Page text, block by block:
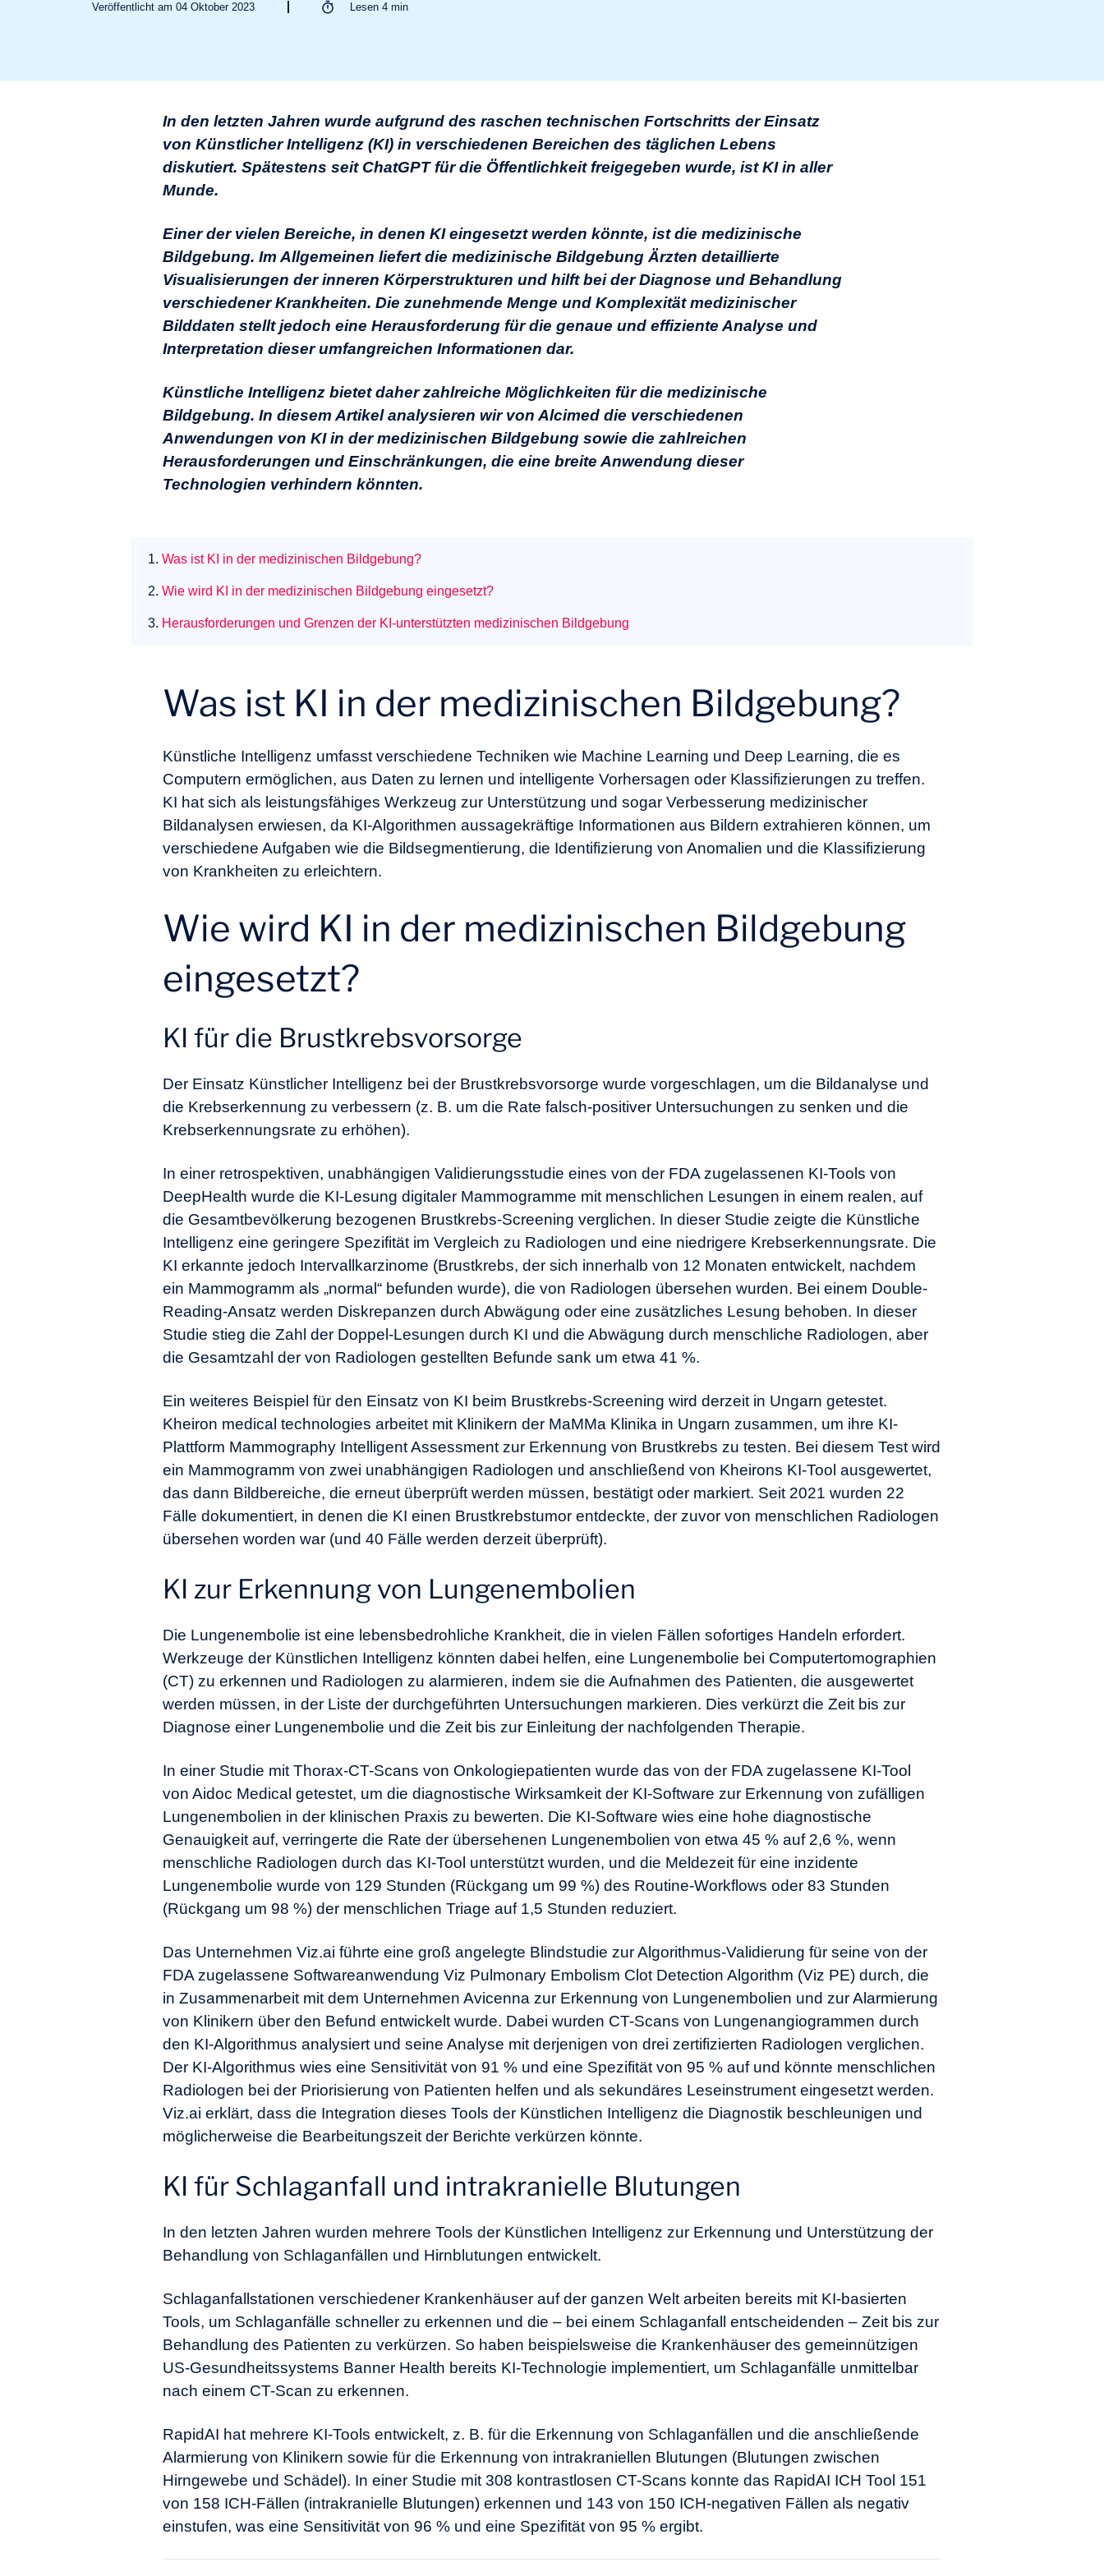
Veröffentlicht am 04 Oktober 2023 Lesen 4 min
In den letzten Jahren wurde aufgrund des raschen technischen Fortschritts der Einsatz
von Künstlicher Intelligenz (KI) in verschiedenen Bereichen des täglichen Lebens
diskutiert. Spätestens seit ChatGPT für die Öffentlichkeit freigegeben wurde, ist KI in aller
Munde.
Einer der vielen Bereiche, in denen KI eingesetzt werden könnte, ist die medizinische
Bildgebung. Im Allgemeinen liefert die medizinische Bildgebung Ärzten detaillierte
Visualisierungen der inneren Körperstrukturen und hilft bei der Diagnose und Behandlung
verschiedener Krankheiten. Die zunehmende Menge und Komplexität medizinischer
Bilddaten stellt jedoch eine Herausforderung für die genaue und effiziente Analyse und
Interpretation dieser umfangreichen Informationen dar.
Künstliche Intelligenz bietet daher zahlreiche Möglichkeiten für die medizinische
Bildgebung. In diesem Artikel analysieren wir von Alcimed die verschiedenen
Anwendungen von KI in der medizinischen Bildgebung sowie die zahlreichen
Herausforderungen und Einschränkungen, die eine breite Anwendung dieser
Technologien verhindern könnten.
1. Was ist KI in der medizinischen Bildgebung?
2. Wie wird KI in der medizinischen Bildgebung eingesetzt?
3. Herausforderungen und Grenzen der KI-unterstützten medizinischen Bildgebung
Was ist KI in der medizinischen Bildgebung?
Künstliche Intelligenz umfasst verschiedene Techniken wie Machine Learning und Deep Learning, die es
Computern ermöglichen, aus Daten zu lernen und intelligente Vorhersagen oder Klassifizierungen zu treffen.
KI hat sich als leistungsfähiges Werkzeug zur Unterstützung und sogar Verbesserung medizinischer
Bildanalysen erwiesen, da KI-Algorithmen aussagekräftige Informationen aus Bildern extrahieren können, um
verschiedene Aufgaben wie die Bildsegmentierung, die Identifizierung von Anomalien und die Klassifizierung
von Krankheiten zu erleichtern.
Wie wird KI in der medizinischen Bildgebung
eingesetzt?
KI für die Brustkrebsvorsorge
Der Einsatz Künstlicher Intelligenz bei der Brustkrebsvorsorge wurde vorgeschlagen, um die Bildanalyse und
die Krebserkennung zu verbessern (z. B. um die Rate falsch-positiver Untersuchungen zu senken und die
Krebserkennungsrate zu erhöhen).
In einer retrospektiven, unabhängigen Validierungsstudie eines von der FDA zugelassenen KI-Tools von
DeepHealth wurde die KI-Lesung digitaler Mammogramme mit menschlichen Lesungen in einem realen, auf
die Gesamtbevölkerung bezogenen Brustkrebs-Screening verglichen. In dieser Studie zeigte die Künstliche
Intelligenz eine geringere Spezifität im Vergleich zu Radiologen und eine niedrigere Krebserkennungsrate. Die
KI erkannte jedoch Intervallkarzinome (Brustkrebs, der sich innerhalb von 12 Monaten entwickelt, nachdem
ein Mammogramm als „normal“ befunden wurde), die von Radiologen übersehen wurden. Bei einem Double-
Reading-Ansatz werden Diskrepanzen durch Abwägung oder eine zusätzliches Lesung behoben. In dieser
Studie stieg die Zahl der Doppel-Lesungen durch KI und die Abwägung durch menschliche Radiologen, aber
die Gesamtzahl der von Radiologen gestellten Befunde sank um etwa 41 %.
Ein weiteres Beispiel für den Einsatz von KI beim Brustkrebs-Screening wird derzeit in Ungarn getestet.
Kheiron medical technologies arbeitet mit Klinikern der MaMMa Klinika in Ungarn zusammen, um ihre KI-
Plattform Mammography Intelligent Assessment zur Erkennung von Brustkrebs zu testen. Bei diesem Test wird
ein Mammogramm von zwei unabhängigen Radiologen und anschließend von Kheirons KI-Tool ausgewertet,
das dann Bildbereiche, die erneut überprüft werden müssen, bestätigt oder markiert. Seit 2021 wurden 22
Fälle dokumentiert, in denen die KI einen Brustkrebstumor entdeckte, der zuvor von menschlichen Radiologen
übersehen worden war (und 40 Fälle werden derzeit überprüft).
KI zur Erkennung von Lungenembolien
Die Lungenembolie ist eine lebensbedrohliche Krankheit, die in vielen Fällen sofortiges Handeln erfordert.
Werkzeuge der Künstlichen Intelligenz könnten dabei helfen, eine Lungenembolie bei Computertomographien
(CT) zu erkennen und Radiologen zu alarmieren, indem sie die Aufnahmen des Patienten, die ausgewertet
werden müssen, in der Liste der durchgeführten Untersuchungen markieren. Dies verkürzt die Zeit bis zur
Diagnose einer Lungenembolie und die Zeit bis zur Einleitung der nachfolgenden Therapie.
In einer Studie mit Thorax-CT-Scans von Onkologiepatienten wurde das von der FDA zugelassene KI-Tool
von Aidoc Medical getestet, um die diagnostische Wirksamkeit der KI-Software zur Erkennung von zufälligen
Lungenembolien in der klinischen Praxis zu bewerten. Die KI-Software wies eine hohe diagnostische
Genauigkeit auf, verringerte die Rate der übersehenen Lungenembolien von etwa 45 % auf 2,6 %, wenn
menschliche Radiologen durch das KI-Tool unterstützt wurden, und die Meldezeit für eine inzidente
Lungenembolie wurde von 129 Stunden (Rückgang um 99 %) des Routine-Workflows oder 83 Stunden
(Rückgang um 98 %) der menschlichen Triage auf 1,5 Stunden reduziert.
Das Unternehmen Viz.ai führte eine groß angelegte Blindstudie zur Algorithmus-Validierung für seine von der
FDA zugelassene Softwareanwendung Viz Pulmonary Embolism Clot Detection Algorithm (Viz PE) durch, die
inZusammenarbeit mit dem Unternehmen Avicenna zur Erkennung von Lungenembolien und zur Alarmierung
von Klinikern über den Befund entwickelt wurde. Dabei wurden CT-Scans von Lungenangiogrammen durch
den KI-Algorithmus analysiert und seine Analyse mit derjenigen von drei zertifizierten Radiologen verglichen.
Der KI-Algorithmus wies eine Sensitivität von 91 % und eine Spezifität von 95 % auf und könnte menschlichen
Radiologen bei der Priorisierung von Patienten helfen und als sekundäres Leseinstrument eingesetzt werden.
Viz.ai erklärt, dass die Integration dieses Tools der Künstlichen Intelligenz die Diagnostik beschleunigen und
möglicherweise die Bearbeitungszeit der Berichte verkürzen könnte.
KI für Schlaganfall und intrakranielle Blutungen
In den letzten Jahren wurden mehrere Tools der Künstlichen Intelligenz zur Erkennung und Unterstützung der
Behandlung von Schlaganfällen und Hirnblutungen entwickelt.
Schlaganfallstationen verschiedener Krankenhäuser auf der ganzen Welt arbeiten bereits mit KI-basierten
Tools, um Schlaganfälle schneller zu erkennen und die – bei einem Schlaganfall entscheidenden – Zeit bis zur
Behandlung des Patienten zu verkürzen. So haben beispielsweise die Krankenhäuser des gemeinnützigen
US-Gesundheitssystems Banner Health bereits KI-Technologie implementiert, um Schlaganfälle unmittelbar
nach einem CT-Scan zu erkennen.
RapidAI hat mehrere KI-Tools entwickelt, z. B. für die Erkennung von Schlaganfällen und die anschließende
Alarmierung von Klinikern sowie für die Erkennung von intrakraniellen Blutungen (Blutungen zwischen
Hirngewebe und Schädel). In einer Studie mit 308 kontrastlosen CT-Scans konnte das RapidAI ICH Tool 151
von 158 ICH-Fällen (intrakranielle Blutungen) erkennen und 143 von 150 ICH-negativen Fällen als negativ
einstufen, was eine Sensitivität von 96 % und eine Spezifität von 95 % ergibt.